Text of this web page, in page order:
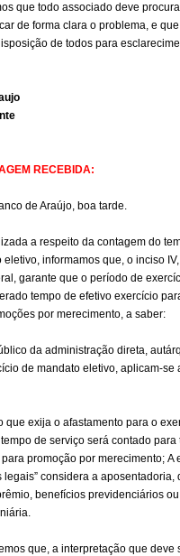
que todo associado deve
de forma clara o problema, e
de todos para
RECEBIDA:
de Araújo, boa tarde.
a respeito da contagem do
informamos que, o inciso
garante que o período de
tempo de efetivo exercício
por merecimento, a saber:
da administração direta,
de mandato eletivo, aplicam-se
que exija o afastamento para o
de serviço será contado para
promoção por merecimento; A
legais” considera a aposentadoria,
benefícios previdenciários
que, a interpretação que deve